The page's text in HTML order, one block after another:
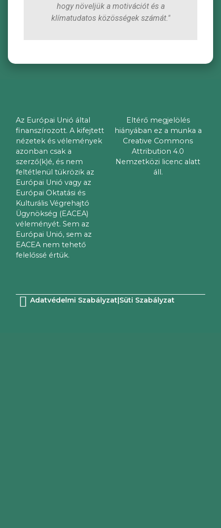
hogy növeljük a motivációt és a
klímatudatos közösségek számát."
Az Európai Unió által
finanszírozott. A kifejtett
nézetek és vélemények
azonban csak a
szerző(k)é, és nem
feltétlenül tükrözik az
Európai Unió vagy az
Európai Oktatási és
Kulturális Végrehajtó
Ügynökség (EACEA)
véleményét. Sem az
Európai Unió, sem az
EACEA nem tehető
felelőssé értük.
Eltérő megjelölés
hiányában ez a munka a
Creative Commons
Attribution 4.0
Nemzetközi licenc alatt
áll.
Adatvédelmi Szabályzat|Süti Szabályzat